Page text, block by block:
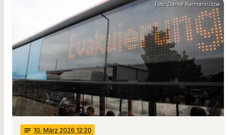
Foto: Daniel Karmann/dpa
notes 10. März 2026 12:20